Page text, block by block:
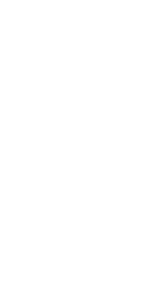
LAG an der
LEBEN &